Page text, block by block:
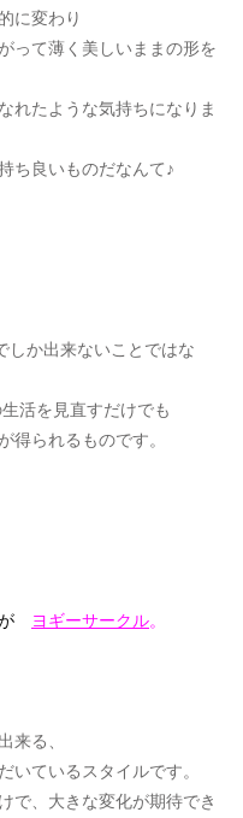
に変わり
って薄く美しいままの形を
れたような気持ちになりま
ち良いものだなんて♪
しか出来ないことではな
活を見直すだけでも
得られるものです。
ヨギーサークル。
来る、
ているスタイルです。
で、大きな変化が期待でき